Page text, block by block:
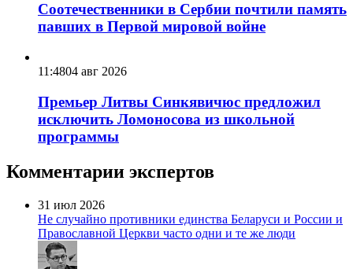
Соотечественники в Сербии почтили память
павших в Первой мировой войне
11:4804 авг 2026
Премьер Литвы Синкявичюс предложил
исключить Ломоносова из школьной
программы
Комментарии экспертов
31 июл 2026
Не случайно противники единства Беларуси и России и
Православной Церкви часто одни и те же люди